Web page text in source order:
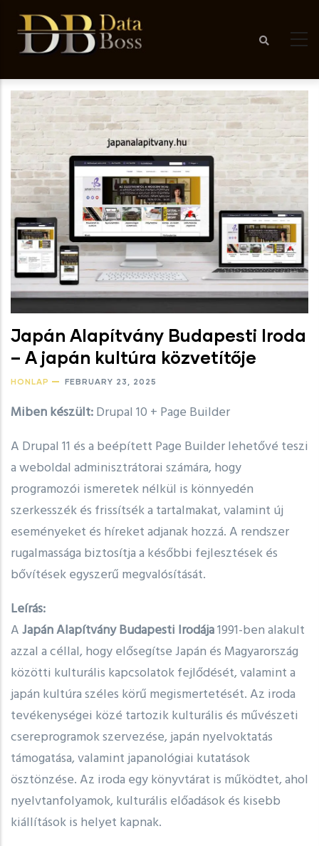
Ugrás
tartalomra
Japán Alapítvány Budapesti Iroda
– A japán kultúra közvetítője
HONLAP FEBRUARY 23, 2025
Miben készült:Drupal 10 + Page Builder
A Drupal 11 és a beépített Page Builder lehetővé teszi
a weboldal adminisztrátorai számára, hogy
programozói ismeretek nélkül is könnyedén
szerkesszék és frissítsék a tartalmakat, valamint új
eseményeket és híreket adjanak hozzá. A rendszer
rugalmassága biztosítja a későbbi fejlesztések és
bővítések egyszerű megvalósítását.
Leírás:
AJapán Alapítvány Budapesti Irodája1991-ben alakult
azzal a céllal, hogy elősegítse Japán és Magyarország
közötti kulturális kapcsolatok fejlődését, valamint a
japán kultúra széles körű megismertetését. Az iroda
tevékenységei közé tartozik kulturális és művészeti
csereprogramok szervezése, japán nyelvoktatás
támogatása, valamint japanológiai kutatások
ösztönzése. Az iroda egy könyvtárat is működtet, ahol
nyelvtanfolyamok, kulturális előadások és kisebb
kiállítások is helyet kapnak.